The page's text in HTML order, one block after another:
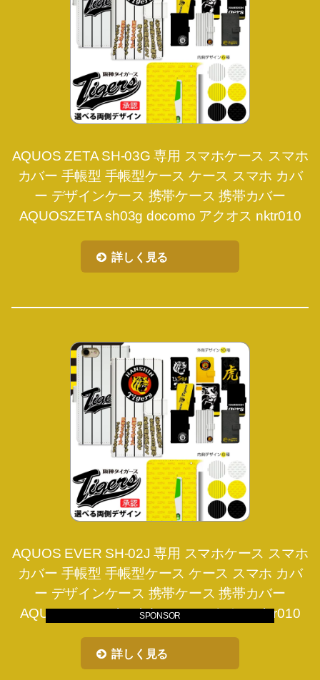
AQUOS ZETA SH-03G 専用 スマホケース スマホ
カバー 手帳型 手帳型ケース ケース スマホ カバ
ー デザインケース 携帯ケース 携帯カバー
AQUOSZETA sh03g docomo アクオス nktr010
詳しく見る
AQUOS EVER SH-02J 専用 スマホケース スマホ
カバー 手帳型 手帳型ケース ケース スマホ カバ
ー デザインケース 携帯ケース 携帯カバー
AQUOSEVER sh02j docomo アクオス nktr010
詳しく見る
SPONSOR